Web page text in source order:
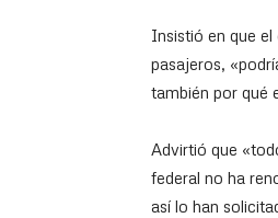
Insistió en que
pasajeros,
también por qué
Advirtió que
federal no ha
así lo han